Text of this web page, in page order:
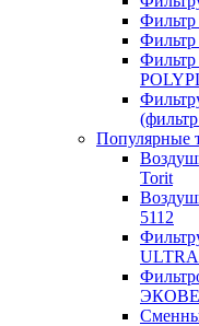
Популярные
Torit
5112